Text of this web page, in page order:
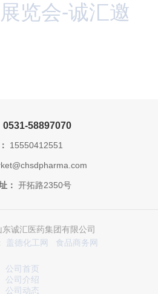
览会-诚汇邀
0531-58897070
15550412551
： 开拓路2350号
诚汇医药集团有限公司
盖德化工网 食品商务网
公司首页
公司介绍
公司动态